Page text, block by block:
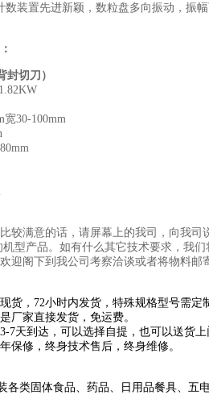
数装置先进新颖，数粒盘多向振动，振
封切刀）
宽30-100mm
较满意的话，请屏幕上的我司，向我
型产品。如有什么其它技术要求，我
迎阁下到我公司考察洽谈或者将物料邮
货，72小时内发货，特殊规格型号需定
厂家直接发货，免运费。
7天到达，可以选择自提，也可以送货上
保修，终身技术售后，终身维修。
各类固体食品、药品、日用品餐具、五